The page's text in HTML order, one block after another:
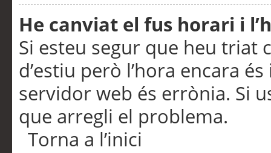
He canviat el fus horari i
Si esteu segur que heu triat
d’estiu però l’hora encara
servidor web és errònia. Si
que arregli el problema.
Torna a l’inici